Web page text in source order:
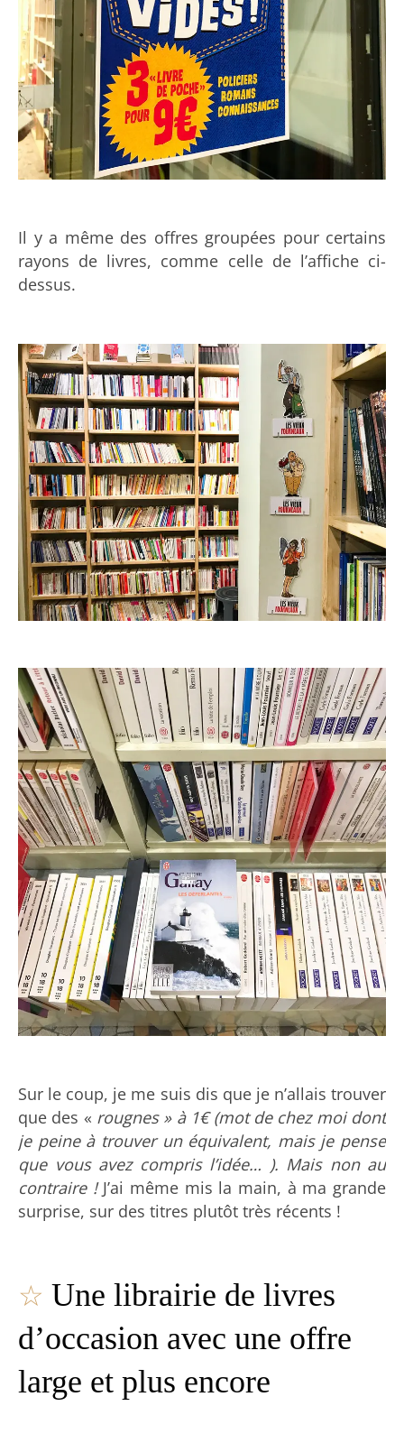
Il y a même des offres groupées pour certains
rayons de livres, comme celle de l’affiche ci-
dessus.
Sur le coup, je me suis dis que je n’allais trouver
que des « rougnes » à 1€ (mot de chez moi dont
je peine à trouver un équivalent, mais je pense
que vous avez compris l’idée… ). Mais non au
contraire ! J’ai même mis la main, à ma grande
surprise, sur des titres plutôt très récents !
☆ Une librairie de livres
d’occasion avec une offre
large et plus encore